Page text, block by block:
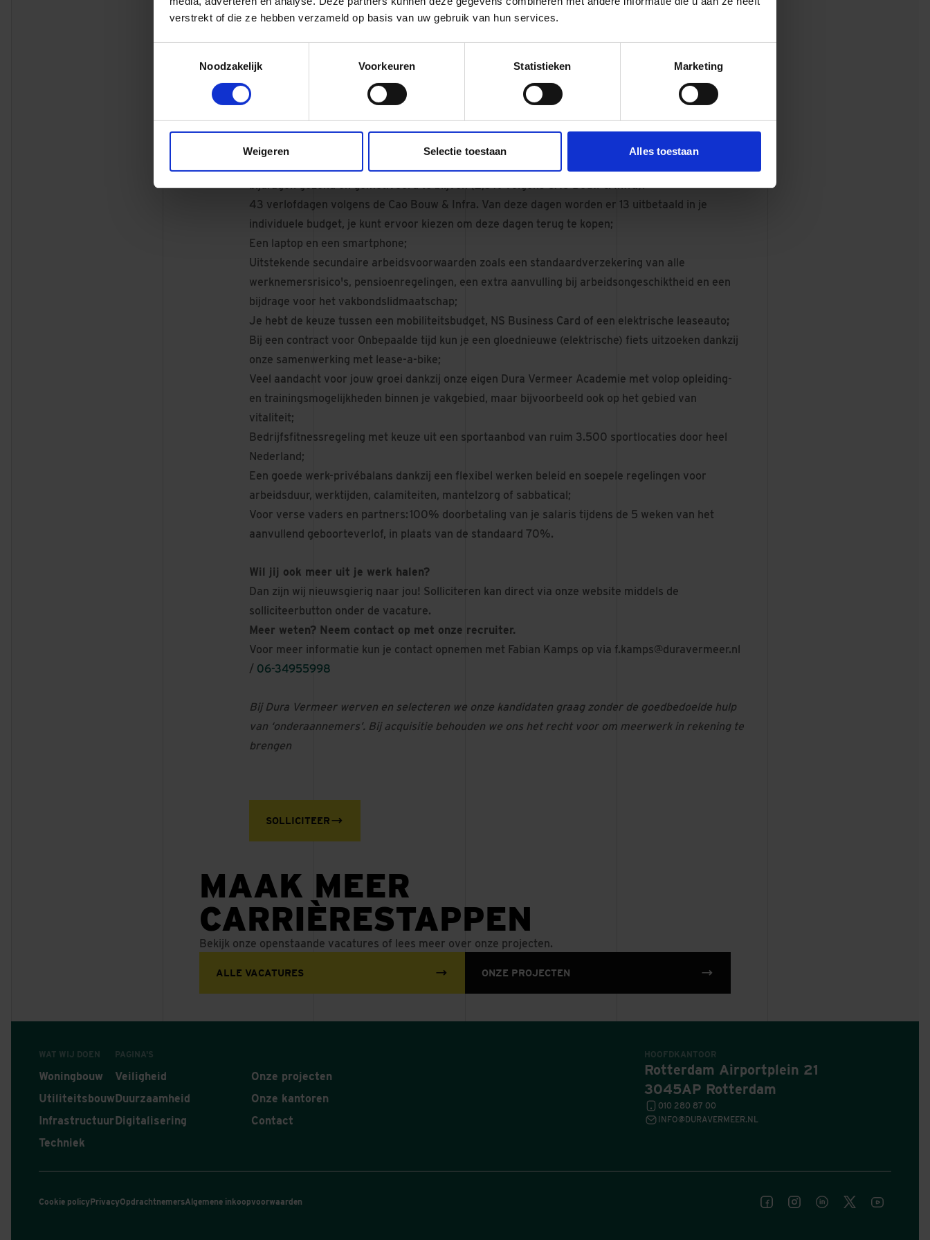
verstrekt of die ze hebben verzameld op basis van uw gebruik van hun services.
Noodzakelijk
Voorkeuren Statistieken Marketing
Weigeren Selectie toestaan Alles toestaan
functiegroep momenteel ondervertegenwoordigd zijn, moedigen wij vrouwen nadrukkelijk aan om
Dit bieden wij jou
Het salaris voor deze functie ligt tussen €4.291,- en €6.256,- bruto per maand (op basis van 40
werkervaring.
bijdragen gezond en gemotiveerd te blijven (2,3% volgens CAO Bouw & Infra).
43 verlofdagen volgens de Cao Bouw & Infra. Van deze dagen worden er 13 uitbetaald in je
individuele budget, je kunt ervoor kiezen om deze dagen terug te kopen;
Een laptop en een smartphone;
Uitstekende secundaire arbeidsvoorwaarden zoals een standaardverzekering van alle
werknemersrisico's, pensioenregelingen, een extra aanvulling bij arbeidsongeschiktheid en een
bijdrage voor het vakbondslidmaatschap;
Je hebt de keuze tussen een mobiliteitsbudget, NS Business Card of een elektrische leaseauto;
Bij een contract voor Onbepaalde tijd kun je een gloednieuwe (elektrische) fiets uitzoeken dankzij
onze samenwerking met lease-a-bike;
Veel aandacht voor jouw groei dankzij onze eigen Dura Vermeer Academie met volop opleiding-
en trainingsmogelijkheden binnen je vakgebied, maar bijvoorbeeld ook op het gebied van
vitaliteit;
Bedrijfsfitnessregeling met keuze uit een sportaanbod van ruim 3.500 sportlocaties door heel
Nederland;
Een goede werk-privébalans dankzij een flexibel werken beleid en soepele regelingen voor
arbeidsduur, werktijden, calamiteiten, mantelzorg of sabbatical;
Voor verse vaders en partners: 100% doorbetaling van je salaris tijdens de 5 weken van het
aanvullend geboorteverlof, in plaats van de standaard 70%.
Wil jij ook meer uit je werk halen?
Dan zijn wij nieuwsgierig naar jou! Solliciteren kan direct via onze website middels de
solliciteerbutton onder de vacature.
Meer weten? Neem contact op met onze recruiter.
Voor meer informatie kun je contact opnemen met Fabian Kamps op via f.kamps@duravermeer.nl
/ 06-34955998
Bij Dura Vermeer werven en selecteren we onze kandidaten graag zonder de goedbedoelde hulp
van ‘onderaannemers’. Bij acquisitie behouden we ons het recht voor om meerwerk in rekening te
brengen
SOLLICITEER
MAAK MEER
CARRIÈRESTAPPEN
Bekijk onze openstaande vacatures of lees meer over onze projecten.
ALLE VACATURES ONZE PROJECTEN
WAT WIJ DOEN
Woningbouw
Utiliteitsbouw
Infrastructuur
Techniek
PAGINA'S
Veiligheid
Duurzaamheid
Digitalisering
Onze projecten
Onze kantoren
Contact
HOOFDKANTOOR
Rotterdam Airportplein 21
3045AP Rotterdam
010 280 87 00
INFO@DURAVERMEER.NL
Cookie policyPrivacyOpdrachtnemersAlgemene inkoopvoorwaarden